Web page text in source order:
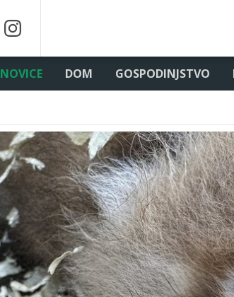
NOVICE DOM GOSPODINJSTVO